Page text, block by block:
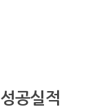
성공실적